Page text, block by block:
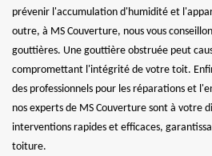
prévenir l'accumulation d'humidité et
outre, à MS Couverture, nous vous
gouttières. Une gouttière obstruée peut
compromettant l'intégrité de votre toit.
des professionnels pour les réparations et
nos experts de MS Couverture sont à votre
interventions rapides et efficaces,
toiture.